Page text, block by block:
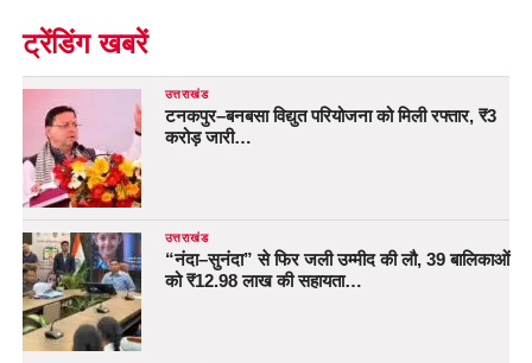
ट्रेंडिंग खबरें
उत्तराखंड
टनकपुर–बनबसा विद्युत परियोजना को मिली रफ्तार, ₹3
करोड़ जारी…
उत्तराखंड
“नंदा–सुनंदा” से फिर जली उम्मीद की लौ, 39 बालिकाओं
को ₹12.98 लाख की सहायता…